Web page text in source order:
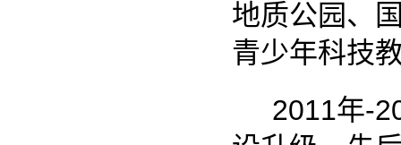
设升级，先后
个；高低压供
条；双雄石餐